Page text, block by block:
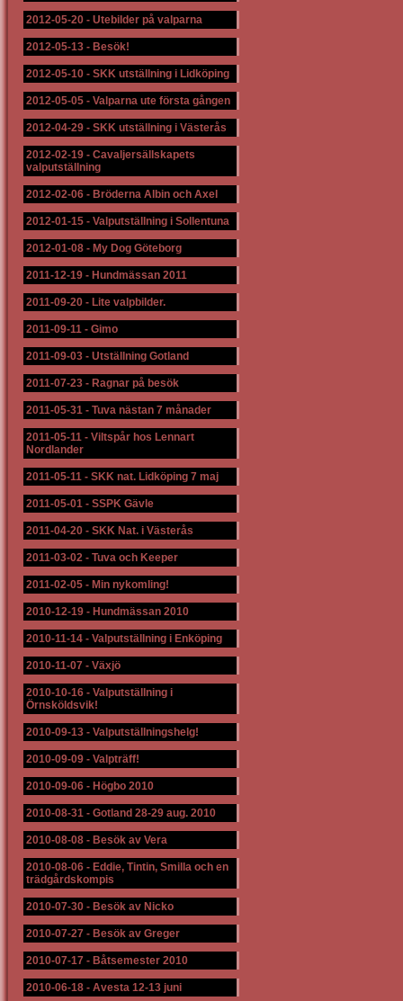
2012-05-20 - Utebilder på valparna
2012-05-13 - Besök!
2012-05-10 - SKK utställning i Lidköping
2012-05-05 - Valparna ute första gången
2012-04-29 - SKK utställning i Västerås
2012-02-19 - Cavaljersällskapets
valputställning
2012-02-06 - Bröderna Albin och Axel
2012-01-15 - Valputställning i Sollentuna
2012-01-08 - My Dog Göteborg
2011-12-19 - Hundmässan 2011
2011-09-20 - Lite valpbilder.
2011-09-11 - Gimo
2011-09-03 - Utställning Gotland
2011-07-23 - Ragnar på besök
2011-05-31 - Tuva nästan 7 månader
2011-05-11 - Viltspår hos Lennart
Nordlander
2011-05-11 - SKK nat. Lidköping 7 maj
2011-05-01 - SSPK Gävle
2011-04-20 - SKK Nat. i Västerås
2011-03-02 - Tuva och Keeper
2011-02-05 - Min nykomling!
2010-12-19 - Hundmässan 2010
2010-11-14 - Valputställning i Enköping
2010-11-07 - Växjö
2010-10-16 - Valputställning i
Örnsköldsvik!
2010-09-13 - Valputställningshelg!
2010-09-09 - Valpträff!
2010-09-06 - Högbo 2010
2010-08-31 - Gotland 28-29 aug. 2010
2010-08-08 - Besök av Vera
2010-08-06 - Eddie, Tintin, Smilla och en
trädgårdskompis
2010-07-30 - Besök av Nicko
2010-07-27 - Besök av Greger
2010-07-17 - Båtsemester 2010
2010-06-18 - Avesta 12-13 juni